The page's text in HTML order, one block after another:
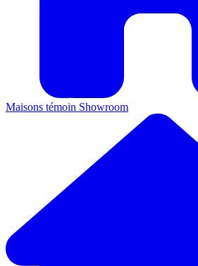
Maisons témoin Showroom